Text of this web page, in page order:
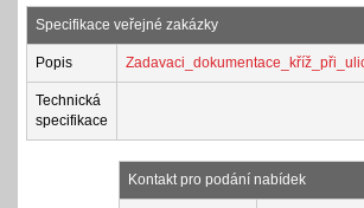
Specifikace veřejné zakázky
Popis
Technická
specifikace
Kontakt pro podání nabídek